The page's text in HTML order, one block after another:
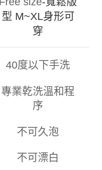
型 M~XL身形可
穿
40度以下手洗
專業乾洗溫和程
序
不可久泡
不可漂白